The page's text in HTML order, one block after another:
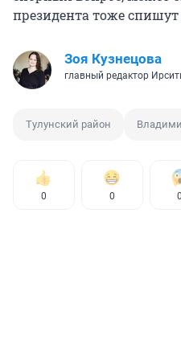
президента тоже спишут
Зоя Кузнецова
главный редактор
Тулунский район
0 0 0